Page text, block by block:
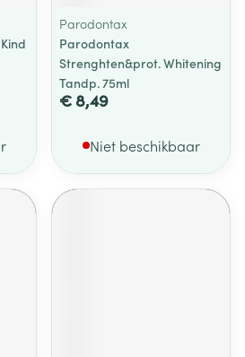
Parodontax
Parodontax
Strenghten&prot. Whitening
Tandp. 75ml
€ 8,49
Niet beschikbaar